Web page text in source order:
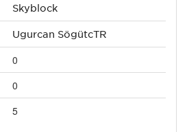
Skyblock
Uğurcan SöğütcTR
0
0
5